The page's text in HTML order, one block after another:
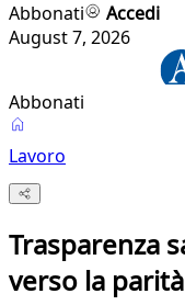
Abbonati
Accedi
August 7, 2026
Abbonati
Lavoro
Trasparenza
verso la